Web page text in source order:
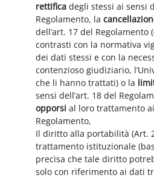
rettificadegli stessi ai sensi
Regolamento, la
dell’art. 17 del Regolamento
contrasti con la normativa
dei dati stessi e con la
contenzioso giudiziario,
che li hanno trattati) o la
sensi dell’art. 18 del
opporsi al loro trattamento
Regolamento,
Il diritto alla portabilità (Art.
trattamento istituzionale
precisa che tale diritto
solo con riferimento ai dati